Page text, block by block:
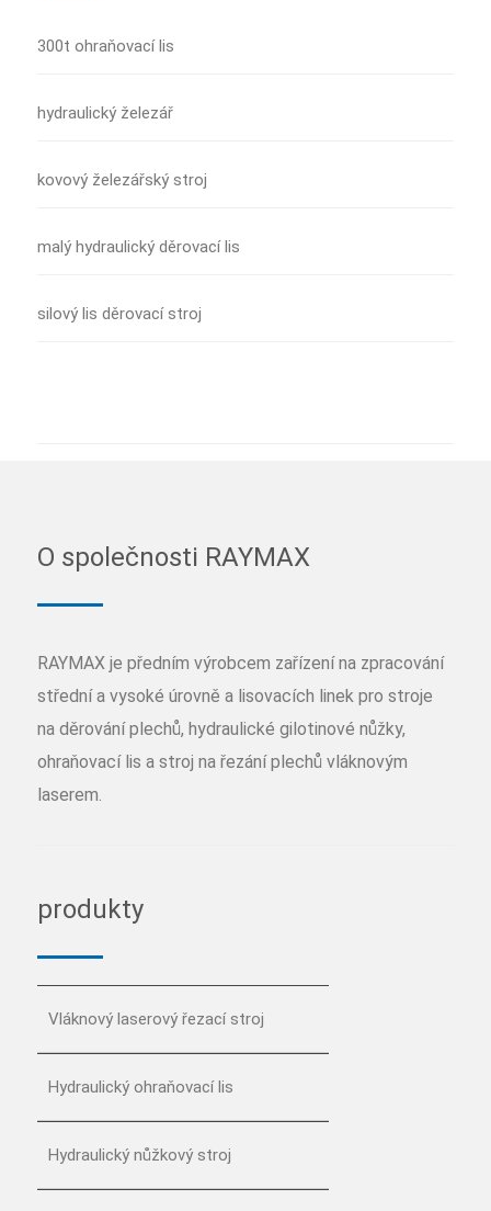
300t ohraňovací lis
hydraulický železář
kovový železářský stroj
malý hydraulický děrovací lis
silový lis děrovací stroj
O společnosti RAYMAX
RAYMAX je předním výrobcem zařízení na zpracování
střední a vysoké úrovně a lisovacích linek pro stroje
na děrování plechů, hydraulické gilotinové nůžky,
ohraňovací lis a stroj na řezání plechů vláknovým
laserem.
produkty
Vláknový laserový řezací stroj
Hydraulický ohraňovací lis
Hydraulický nůžkový stroj